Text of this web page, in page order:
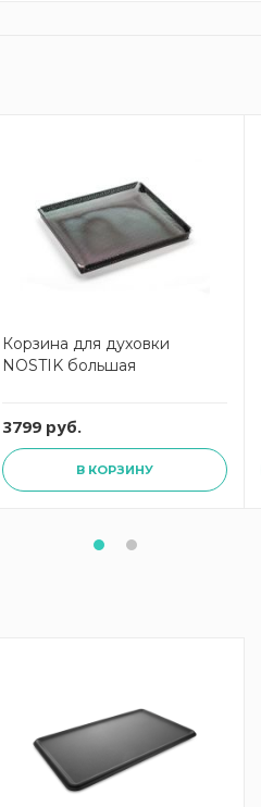
Корзина для духовки
NOSTIK большая
3799 руб.
В КОРЗИНУ